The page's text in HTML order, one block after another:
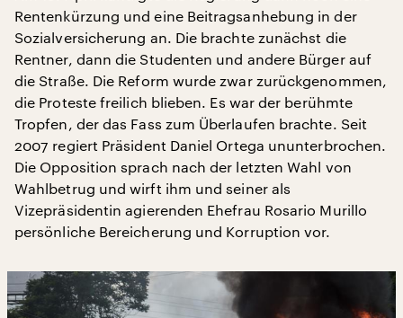
Rentenkürzung und eine Beitragsanhebung in der
Sozialversicherung an. Die brachte zunächst die
Rentner, dann die Studenten und andere Bürger auf
die Straße. Die Reform wurde zwar zurückgenommen,
die Proteste freilich blieben. Es war der berühmte
Tropfen, der das Fass zum Überlaufen brachte. Seit
2007 regiert Präsident Daniel Ortega ununterbrochen.
Die Opposition sprach nach der letzten Wahl von
Wahlbetrug und wirft ihm und seiner als
Vizepräsidentin agierenden Ehefrau Rosario Murillo
persönliche Bereicherung und Korruption vor.